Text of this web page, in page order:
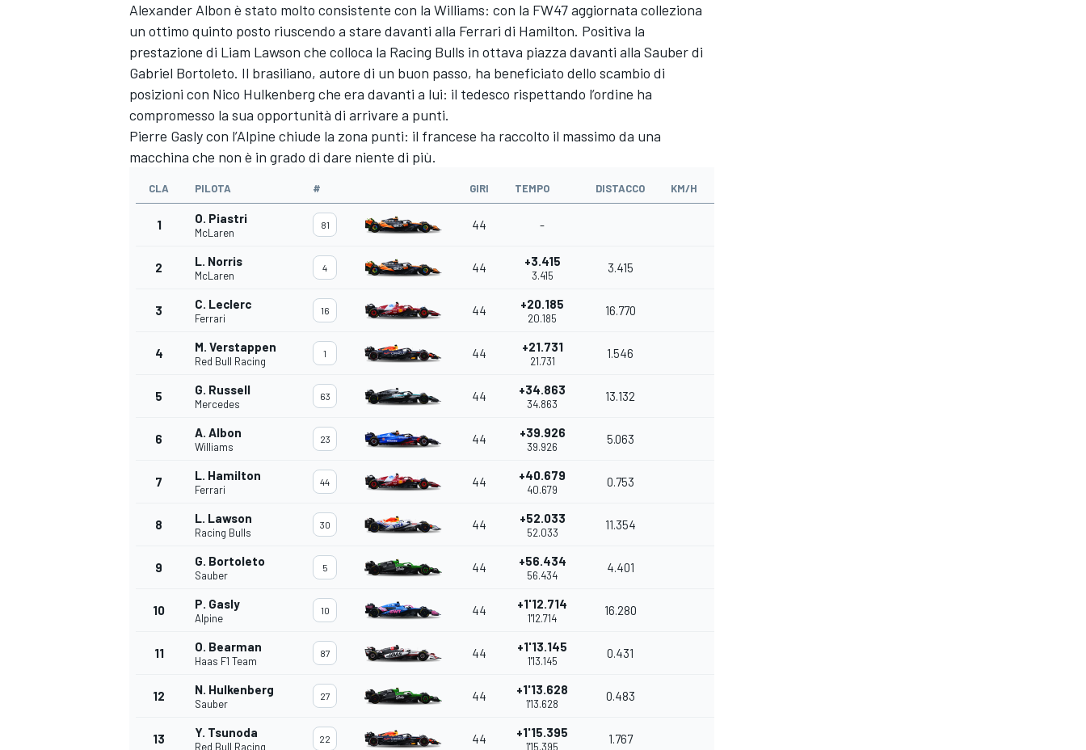
Alexander Albon è stato molto consistente con la Williams: con la FW47 aggiornata colleziona
un ottimo quinto posto riuscendo a stare davanti alla Ferrari di Hamilton. Positiva la
prestazione di Liam Lawson che colloca la Racing Bulls in ottava piazza davanti alla Sauber di
Gabriel Bortoleto. Il brasiliano, autore di un buon passo, ha beneficiato dello scambio di
posizioni con Nico Hulkenberg che era davanti a lui: il tedesco rispettando l’ordine ha
compromesso la sua opportunità di arrivare a punti.
Pierre Gasly con l’Alpine chiude la zona punti: il francese ha raccolto il massimo da una
macchina che non è in grado di dare niente di più.
CLA PILOTA # GIRI TEMPO DISTACCO KM/H
1 O. Piastri
McLaren
81 44 -
2 L. Norris
McLaren
4 44 +3.415
3.415
3.415
3 C. Leclerc
Ferrari
16 44 +20.185
20.185
16.770
4 M. Verstappen
Red Bull Racing
1 44 +21.731
21.731
1.546
5 G. Russell
Mercedes
63 44 +34.863
34.863
13.132
6 A. Albon
Williams
23 44 +39.926
39.926
5.063
7 L. Hamilton
Ferrari
44 44 +40.679
40.679
0.753
8 L. Lawson
Racing Bulls
30 44 +52.033
52.033
11.354
9 G. Bortoleto
Sauber
5 44 +56.434
56.434
4.401
10 P. Gasly
Alpine
10 44 +1'12.714
1'12.714
16.280
11 O. Bearman
Haas F1 Team
87 44 +1'13.145
1'13.145
0.431
12 N. Hulkenberg
Sauber
27 44 +1'13.628
1'13.628
0.483
13 Y. Tsunoda
Red Bull Racing
22 44 +1'15.395
1'15.395
1.767